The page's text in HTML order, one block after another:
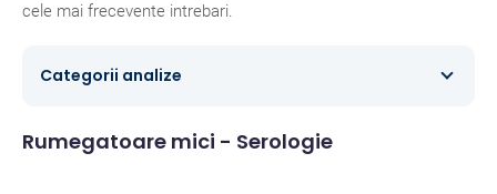
cele mai frecevente intrebari.
Categorii analize
Microbiologie
Rumegatoare mici - Serologie